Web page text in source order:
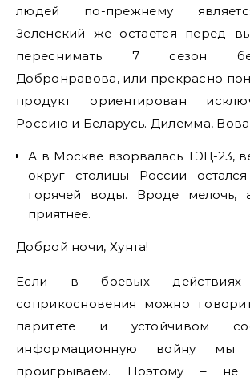
людей по-прежнему
Зеленский же остается перед
переснимать 7 сезон
Добронравова, или прекрасно
продукт ориентирован
Россию и Беларусь. Дилемма,
А в Москве взорвалась ТЭЦ-23,
округ столицы России
горячей воды. Вроде мелочь,
приятнее.
Доброй ночи, Хунта!
Если в боевых
соприкосновения можно
паритете и устойчивом
информационную войну мы
проигрываем. Поэтому – не